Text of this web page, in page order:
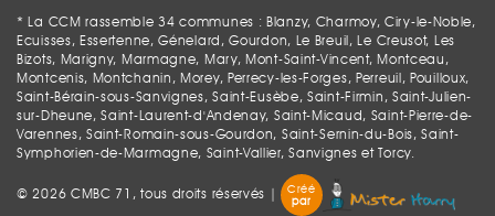
* La CCM rassemble 34 communes : Blanzy, Charmoy, Ciry-le-Noble,
Ecuisses, Essertenne, Génelard, Gourdon, Le Breuil, Le Creusot, Les
Bizots, Marigny, Marmagne, Mary, Mont-Saint-Vincent, Montceau,
Montcenis, Montchanin, Morey, Perrecy-les-Forges, Perreuil, Pouilloux,
Saint-Bérain-sous-Sanvignes, Saint-Eusèbe, Saint-Firmin, Saint-Julien-
sur-Dheune, Saint-Laurent-d'Andenay, Saint-Micaud, Saint-Pierre-de-
Varennes, Saint-Romain-sous-Gourdon, Saint-Sernin-du-Bois, Saint-
Symphorien-de-Marmagne, Saint-Vallier, Sanvignes et Torcy.
© 2026 CMBC 71, tous droits réservés |
Créé
par